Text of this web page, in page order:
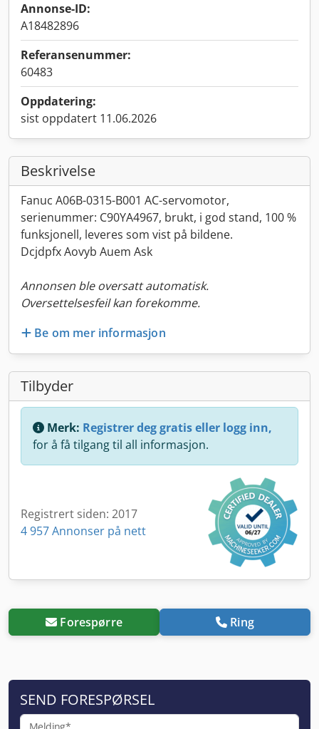
Annonse-ID:
A18482896
Referansenummer:
60483
Oppdatering:
sist oppdatert 11.06.2026
Beskrivelse
Fanuc A06B-0315-B001 AC-servomotor,
serienummer: C90YA4967, brukt, i god stand, 100 %
funksjonell, leveres som vist på bildene.
Dcjdpfx Aovyb Auem Ask
Annonsen ble oversatt automatisk.
Oversettelsesfeil kan forekomme.
Be om mer informasjon
Tilbyder
Merk: Registrer deg gratis eller logg inn,
for å få tilgang til all informasjon.
Registrert siden: 2017
4 957 Annonser på nett
Forespørre Ring
SEND FORESPØRSEL